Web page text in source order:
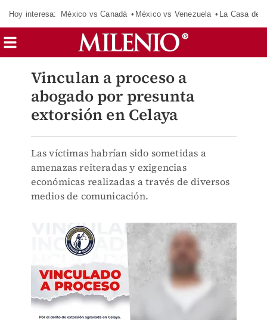
Hoy interesa: México vs Canadá México vs Venezuela La Casa de
Vinculan a proceso a
abogado por presunta
extorsión en Celaya
Las víctimas habrían sido sometidas a
amenazas reiteradas y exigencias
económicas realizadas a través de diversos
medios de comunicación.